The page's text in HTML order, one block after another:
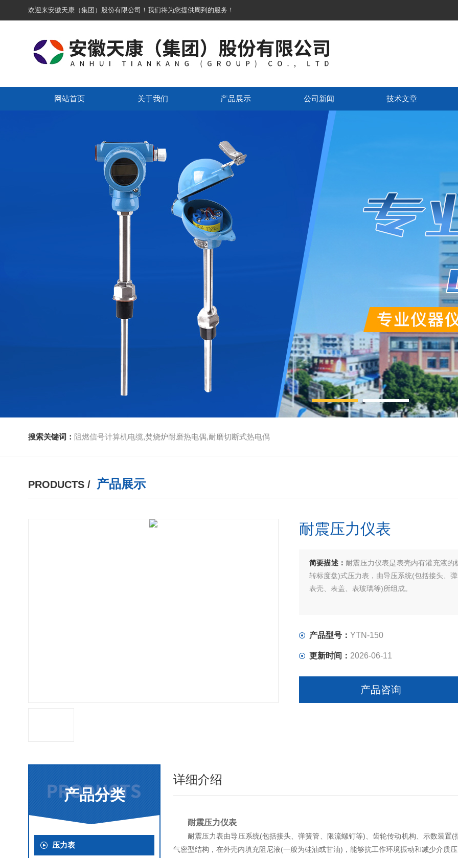
欢迎来安徽天康（集团）股份有限公司！我们将为您提供周到的服务！
网站首页 关于我们 产品展示 公司新闻 技术文章
搜索关键词： 阻燃信号计算机电缆,焚烧炉耐磨热电偶,耐磨切断式热电偶
PRODUCTS / 产品展示
耐震压力仪表
简要描述： 耐震压力仪表是表壳内有灌充液
转标度盘)式压力表，由导压系统(包括接头、
表壳、表盖、表玻璃等)所组成。
产品型号： YTN-150
更新时间： 2026-06-11
产品咨询
产品分类
压力表
详细介绍
耐震压力仪表
耐震压力表由导压系统(包括接头、弹簧管、限流螺钉等)、齿轮传动机构、示数装
气密型结构，在外壳内填充阻尼液(一般为硅油或甘油)，能够抗工作环境振动和减少介质